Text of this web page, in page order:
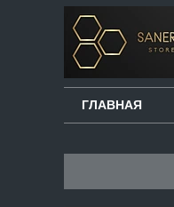
ГЛАВНАЯ